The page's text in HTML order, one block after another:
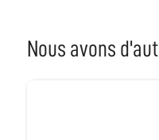
Nous avons